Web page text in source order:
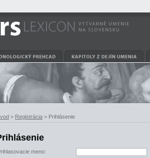
> Registrácia > Prihlásenie
meno: